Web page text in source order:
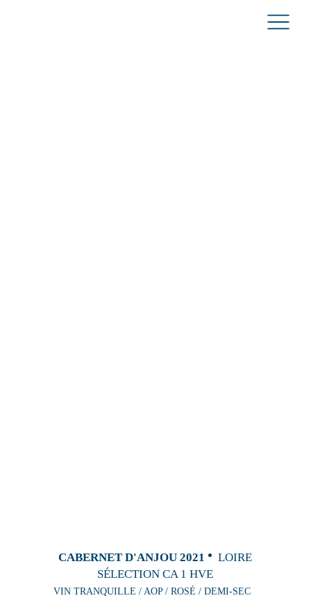
CABERNET D'ANJOU 2021
LOIRE
SÉLECTION CA 1 HVE
VIN TRANQUILLE / AOP / ROSÉ / DEMI-SEC